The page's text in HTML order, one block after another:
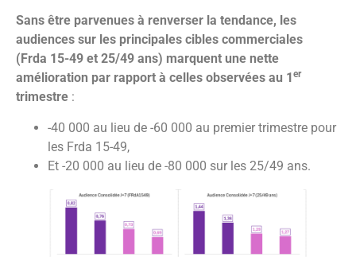
Sans être parvenues à renverser la tendance, les
audiences sur les principales cibles commerciales
(Frda 15-49 et 25/49 ans) marquent une nette
amélioration par rapport à celles observées au 1 er
trimestre :
-40 000 au lieu de -60 000 au premier trimestre pour
les Frda 15-49,
Et -20 000 au lieu de -80 000 sur les 25/49 ans.